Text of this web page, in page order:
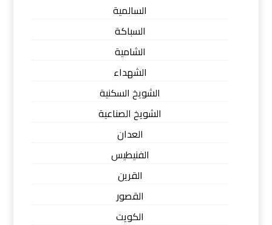
السالمية
السباكة
الشامية
الشهداء
الشويخ السكنية
الشويخ الصناعية
العدان
الفنيطيس
القرين
القصور
الكويت